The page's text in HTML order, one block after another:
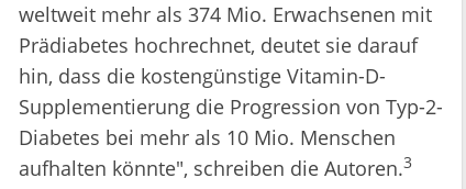
weltweit mehr als 374 Mio. Erwachsenen mit
Prädiabetes hochrechnet, deutet sie darauf
hin, dass die kostengünstige Vitamin-D-
Supplementierung die Progression von Typ-2-
Diabetes bei mehr als 10 Mio. Menschen
aufhalten könnte", schreiben die Autoren.3